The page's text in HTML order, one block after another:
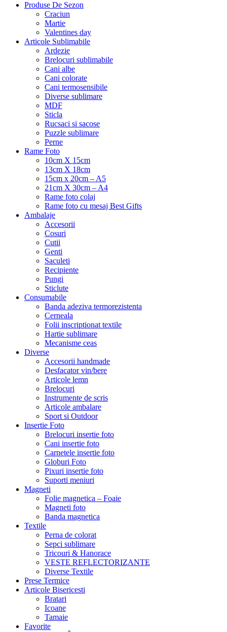
Produse De Sezon
Craciun
Martie
Valentines day
Articole Sublimabile
Ardezie
Brelocuri sublimabile
Cani albe
Cani colorate
Cani termosensibile
Diverse sublimare
MDF
Sticla
Rucsaci si sacose
Puzzle sublimare
Perne
Rame Foto
10cm X 15cm
13cm X 18cm
15cm x 20cm – A5
21cm X 30cm – A4
Rame foto colaj
Rame foto cu mesaj Best Gifts
Ambalaje
Accesorii
Cosuri
Cutii
Genti
Saculeti
Recipiente
Pungi
Sticlute
Consumabile
Banda adeziva termorezistenta
Cerneala
Folii inscriptionat textile
Hartie sublimare
Mecanisme ceas
Diverse
Accesorii handmade
Desfacator vin/bere
Articole lemn
Brelocuri
Instrumente de scris
Articole ambalare
Sport si Outdoor
Insertie Foto
Brelocuri insertie foto
Cani insertie foto
Carnetele insertie foto
Globuri Foto
Pixuri insertie foto
Suporti meniuri
Magneti
Folie magnetica – Foaie
Magneti foto
Banda magnetica
Textile
Perna de colorat
Sepci sublimare
Tricouri & Hanorace
VESTE REFLECTORIZANTE
Diverse Textile
Prese Termice
Articole Bisericesti
Bratari
Icoane
Tamaie
Favorite